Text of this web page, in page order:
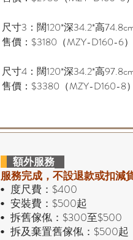
尺寸3：闊120*深34.2*高
售價：$3180（MZY-D160-6）
尺寸4：闊120*深34.2*高
售價：$3380（MZY-D160-8）
額外服務
服務完成，不設退款或扣減
• 度尺費：$400
• 安裝費：$500起
• 拆舊傢俬：$300至$500
• 拆及棄置舊傢俬：$500起